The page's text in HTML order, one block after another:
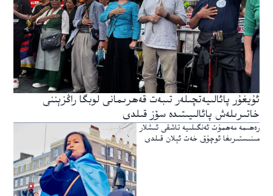
ئۇيغۇر پائالىيەتچىلەر تىبەت قەھرىمانى لوبگا راڭزېننى
خاتىرىلەش پائالىيىتىدە سۆز قىلدى
رەھىمە مەھمۇت ئەنگىلىيە تاشقى ئىشلار
مىنىستىرىغا ئوچۇق خەت ئېلان قىلدى